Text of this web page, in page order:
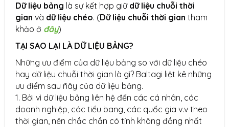
Dữ liệu bảng là sự kết hợp giữ dữ liệu chuỗi thời
gian và dữ liệu chéo. (Dữ liệu chuỗi thời gian tham
khảo ở đây)
TẠI SAO LẠI LÀ DỮ LIỆU BẢNG?
Những ưu điểm của dữ liệu bảng so với dữ liệu chéo
hay dữ liệu chuỗi thời gian là gì? Baltagi liệt kê những
ưu điểm sau ñây của dữ liệu bảng.
1. Bởi vì dữ liệu bảng liên hệ đến các cá nhân, các
doanh nghiệp, các tiểu bang, các quốc gia v.v theo
thời gian, nên chắc chắn có tính không đồng nhất